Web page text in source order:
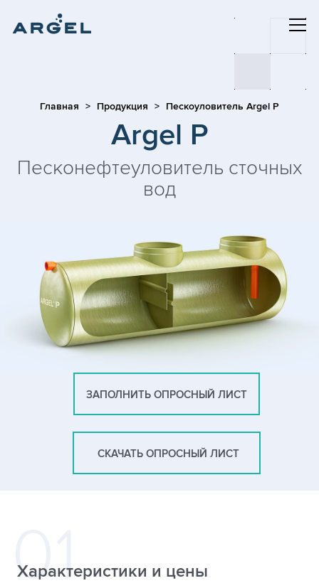
Главная Продукция Пескоуловитель Argel P
Argel P
Песконефтеуловитель сточных
вод
ЗАПОЛНИТЬ ОПРОСНЫЙ ЛИСТ
СКАЧАТЬ ОПРОСНЫЙ ЛИСТ
Характеристики и цены